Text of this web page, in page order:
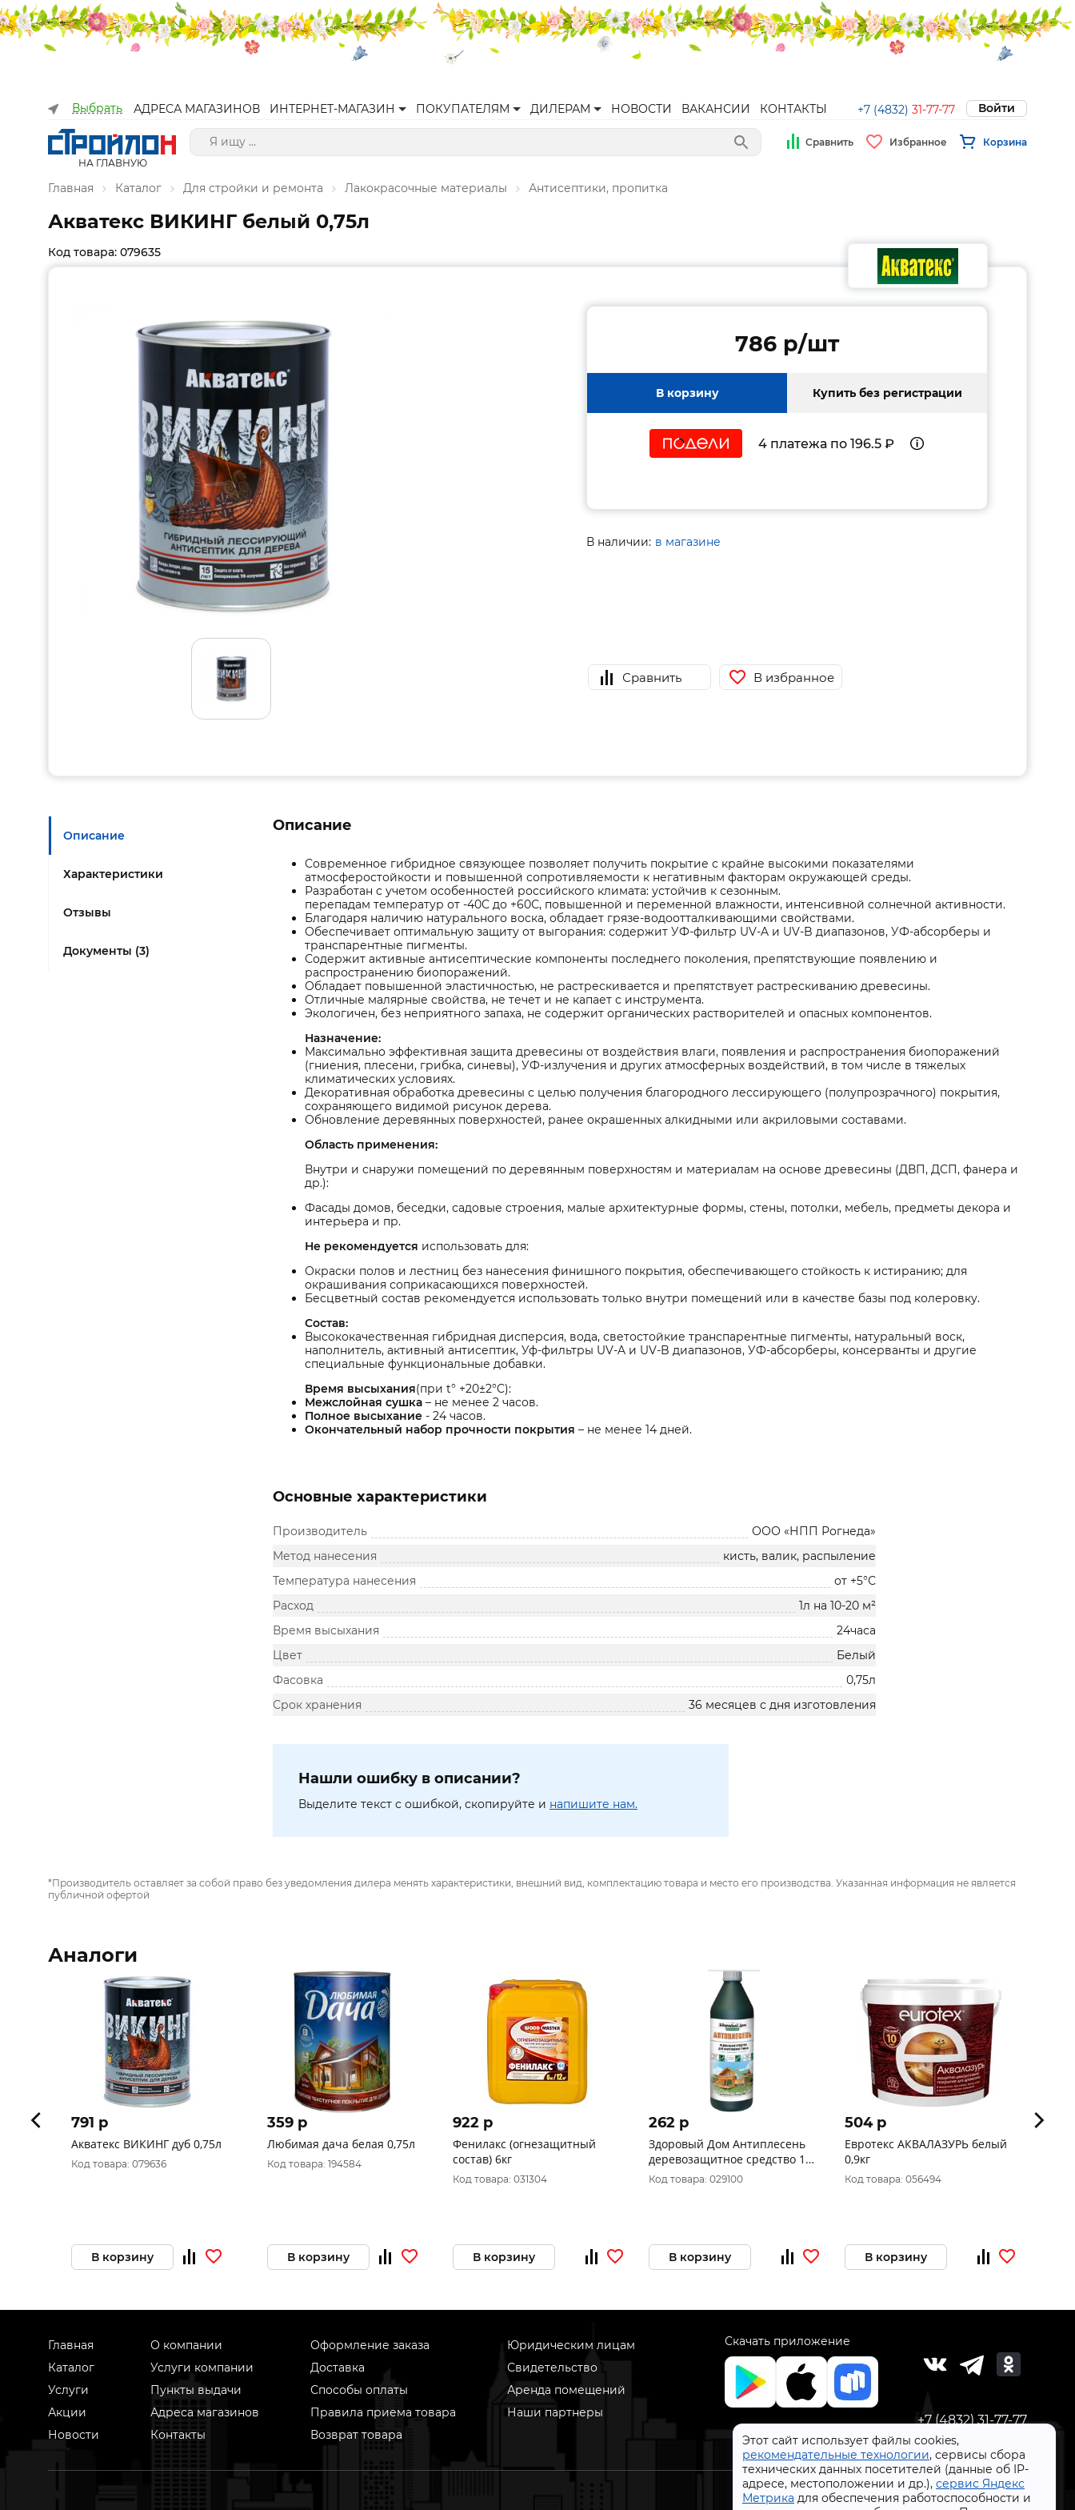
Выбрать АДРЕСА МАГАЗИНОВ ИНТЕРНЕТ-МАГАЗИН ПОКУПАТЕЛЯМ ДИЛЕРАМ НОВОСТИ ВАКАНСИИ КОНТАКТЫ +7 (4832) 31-77-77 Войти
НА ГЛАВНУЮ
Сравнить Избранное Корзина
Главная Каталог Для стройки и ремонта Лакокрасочные материалы Антисептики, пропитка
Этот сайт использует файлы cookies,
рекомендательные технологии, сервисы сбора
технических данных посетителей (данные об IP-
адресе, местоположении и др.), сервис Яндекс
Метрика для обеспечения работоспособности и
Акватекс ВИКИНГ белый 0,75л
Код товара: 079635
786 p/шт
В корзину Купить без регистрации
4 платежа по 196.5 ₽
В наличии: в магазине
Сравнить В избранное
Описание
Характеристики
Отзывы
Документы (3)
Описание
Современное гибридное связующее позволяет получить покрытие с крайне высокими показателями
атмосферостойкости и повышенной сопротивляемости к негативным факторам окружающей среды.
Разработан с учетом особенностей российского климата: устойчив к сезонным.
перепадам температур от -40С до +60С, повышенной и переменной влажности, интенсивной солнечной активности.
Благодаря наличию натурального воска, обладает грязе-водоотталкивающими свойствами.
Обеспечивает оптимальную защиту от выгорания: содержит УФ-фильтр UV-A и UV-B диапазонов, УФ-абсорберы и
транспарентные пигменты.
Содержит активные антисептические компоненты последнего поколения, препятствующие появлению и
распространению биопоражений.
Обладает повышенной эластичностью, не растрескивается и препятствует растрескиванию древесины.
Отличные малярные свойства, не течет и не капает с инструмента.
Экологичен, без неприятного запаха, не содержит органических растворителей и опасных компонентов.
Назначение:
Максимально эффективная защита древесины от воздействия влаги, появления и распространения биопоражений
(гниения, плесени, грибка, синевы), УФ-излучения и других атмосферных воздействий, в том числе в тяжелых
климатических условиях.
Декоративная обработка древесины с целью получения благородного лессирующего (полупрозрачного) покрытия,
сохраняющего видимой рисунок дерева.
Обновление деревянных поверхностей, ранее окрашенных алкидными или акриловыми составами.
Область применения:
Внутри и снаружи помещений по деревянным поверхностям и материалам на основе древесины (ДВП, ДСП, фанера и
др.):
Фасады домов, беседки, садовые строения, малые архитектурные формы, стены, потолки, мебель, предметы декора и
интерьера и пр.
Не рекомендуется использовать для:
Окраски полов и лестниц без нанесения финишного покрытия, обеспечивающего стойкость к истиранию; для
окрашивания соприкасающихся поверхностей.
Бесцветный состав рекомендуется использовать только внутри помещений или в качестве базы под колеровку.
Состав:
Высококачественная гибридная дисперсия, вода, светостойкие транспарентные пигменты, натуральный воск,
наполнитель, активный антисептик, Уф-фильтры UV-A и UV-B диапазонов, УФ-абсорберы, консерванты и другие
специальные функциональные добавки.
Время высыхания(при t° +20±2°C):
Межслойная сушка – не менее 2 часов.
Полное высыхание - 24 часов.
Окончательный набор прочности покрытия – не менее 14 дней.
Основные характеристики
Производитель
ООО «НПП Рогнеда»
Метод нанесения
кисть, валик, распыление
Температура нанесения
от +5°С
Расход
1л на 10-20 м²
Время высыхания
24часа
Цвет
Белый
Фасовка
0,75л
Срок хранения
36 месяцев с дня изготовления
Нашли ошибку в описании?
Выделите текст с ошибкой, скопируйте и напишите нам.
*Производитель оставляет за собой право без уведомления дилера менять характеристики, внешний вид, комплектацию товара и место его производства. Указанная информация не является
публичной офертой
Аналоги
791 p
Акватекс ВИКИНГ дуб 0,75л
Код товара: 079636
В корзину
359 p
Любимая дача белая 0,75л
Код товара: 194584
В корзину
922 p
Фенилакс (огнезащитный
состав) 6кг
Код товара: 031304
В корзину
262 p
Здоровый Дом Антиплесень
деревозащитное средство 1кг
Л-С
Код товара: 029100
В корзину
504 p
Евротекс АКВАЛАЗУРЬ белый
0,9кг
Код товара: 056494
В корзину
344
Главная
Каталог
Услуги
Акции
Новости
О компании
Услуги компании
Пункты выдачи
Адреса магазинов
Контакты
Оформление заказа
Доставка
Способы оплаты
Правила приема товара
Возврат товара
Юридическим лицам
Свидетельство
Аренда помещений
Наши партнеры
Скачать приложение
+7 (4832) 31-77-77